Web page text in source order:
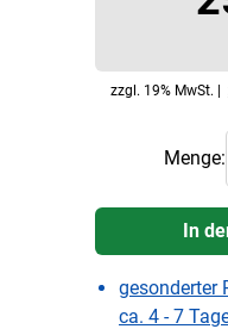
zzgl. 19% MwSt. |
Menge:
In
gesonderter
ca. 4 - 7